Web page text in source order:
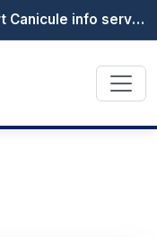
Le numéro vert Canicule info service est activé au 0 800 06 66 66. Il est joignable de 8h à 19h (appel gratuit depuis la France métropolitaine).